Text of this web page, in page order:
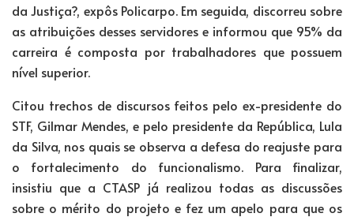
da Justiça?, expôs Policarpo. Em seguida, discorreu sobre
as atribuições desses servidores e informou que 95% da
carreira é composta por trabalhadores que possuem
nível superior.
Citou trechos de discursos feitos pelo ex-presidente do
STF, Gilmar Mendes, e pelo presidente da República, Lula
da Silva, nos quais se observa a defesa do reajuste para
o fortalecimento do funcionalismo. Para finalizar,
insistiu que a CTASP já realizou todas as discussões
sobre o mérito do projeto e fez um apelo para que os